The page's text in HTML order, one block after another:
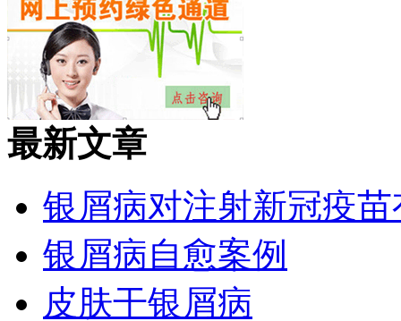
最新文章
银屑病对注射新冠疫
银屑病自愈案例
皮肤干银屑病